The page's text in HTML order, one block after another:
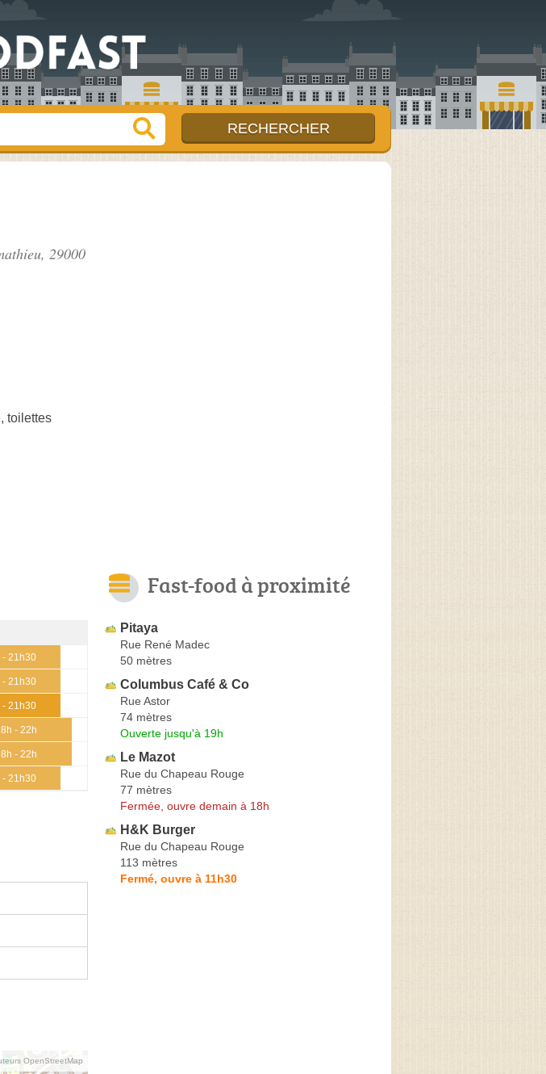
, 29000
toilettes
- 21h30
- 21h30
- 21h30
- 22h
- 22h
- 21h30
OpenStreetMap
Fast-food à proximité
Pitaya
Rue René Madec
50 mètres
Columbus Café & Co
Rue Astor
74 mètres
Ouverte jusqu'à 19h
Le Mazot
Rue du Chapeau Rouge
77 mètres
Fermée, ouvre demain à 18h
H&K Burger
Rue du Chapeau Rouge
113 mètres
Fermé, ouvre à 11h30